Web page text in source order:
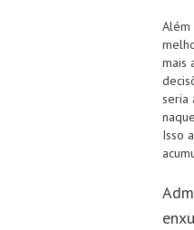
Além
mais
seria
Isso